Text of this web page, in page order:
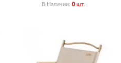
В Наличии: 0 Шт.